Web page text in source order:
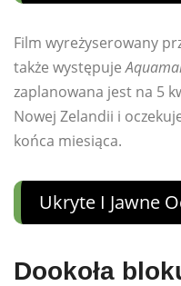
Film wyreżyserowany
także występuje
zaplanowana jest na 5
Nowej Zelandii i
końca miesiąca.
Ukryte I Jawne
Dookoła